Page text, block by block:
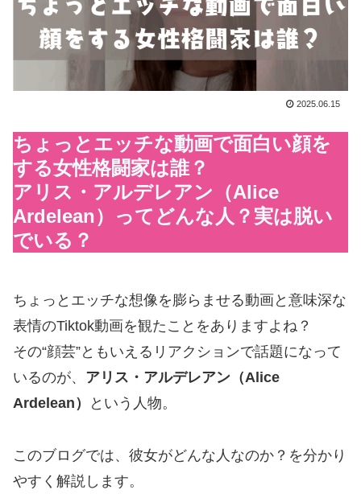
2025.06.15
ちょっとエッチな動画で面白い顔を
する女性格闘家は誰？
アリス・アルデレアン（Alice
Ardelean）ってどんな人？実は脱い
でいる？
ちょっとエッチな想像を膨らませる動画と意味深な
表情のTiktok動画を観たことをありますよね？
その“顔芸”ともいえるリアクションで話題になって
いるのが、 アリス・アルデレアン（Alice
Ardelean）
という人物。
このブログでは、彼女がどんな人なのか？を分かり
やすく解説します。